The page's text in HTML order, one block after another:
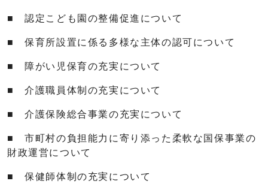
■ 認定こども園の整備促進について
■ 保育所設置に係る多様な主体の認可について
■ 障がい児保育の充実について
■ 介護職員体制の充実について
■ 介護保険総合事業の充実について
■ 市町村の負担能力に寄り添った柔軟な国保事業の
財政運営について
■ 保健師体制の充実について